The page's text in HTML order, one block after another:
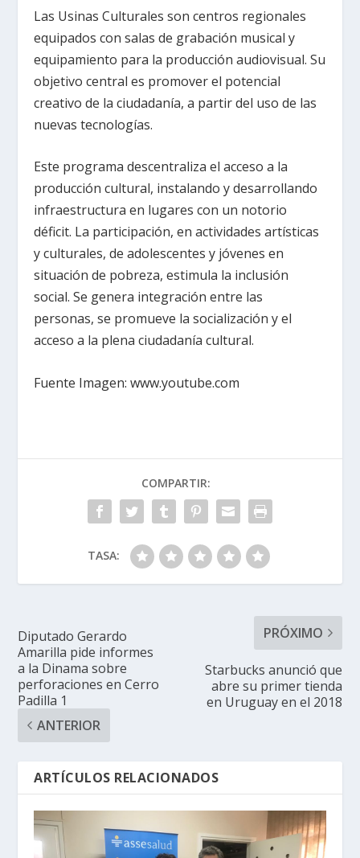
Las Usinas Culturales son centros regionales
equipados con salas de grabación musical y
equipamiento para la producción audiovisual. Su
objetivo central es promover el potencial
creativo de la ciudadanía, a partir del uso de las
nuevas tecnologías.
Este programa descentraliza el acceso a la
producción cultural, instalando y desarrollando
infraestructura en lugares con un notorio
déficit. La participación, en actividades artísticas
y culturales, de adolescentes y jóvenes en
situación de pobreza, estimula la inclusión
social. Se genera integración entre las
personas, se promueve la socialización y el
acceso a la plena ciudadanía cultural.
Fuente Imagen: www.youtube.com
COMPARTIR:
TASA:
Diputado Gerardo
Amarilla pide informes
a la Dinama sobre
perforaciones en Cerro
Padilla 1
ANTERIOR
PRÓXIMO
Starbucks anunció que
abre su primer tienda
en Uruguay en el 2018
ARTÍCULOS RELACIONADOS